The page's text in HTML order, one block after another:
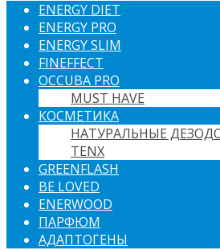
ENERGY DIET
ENERGY PRO
ENERGY SLIM
FINEFFECT
OCCUBA PRO
MUST HAVE
КОСМЕТИКА
НАТУРАЛЬНЫЕ
TENX
GREENFLASH
BE LOVED
ENERWOOD
ПАРФЮМ
АДАПТОГЕНЫ